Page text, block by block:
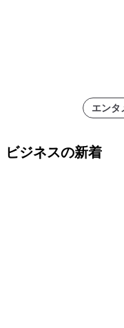
エンタ
ビジネスの新着